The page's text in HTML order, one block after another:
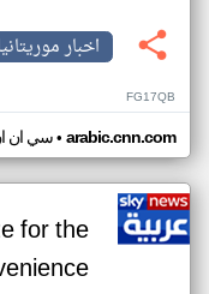
اخبار
FG17QB
سي ان• arabic.cnn.com
for the